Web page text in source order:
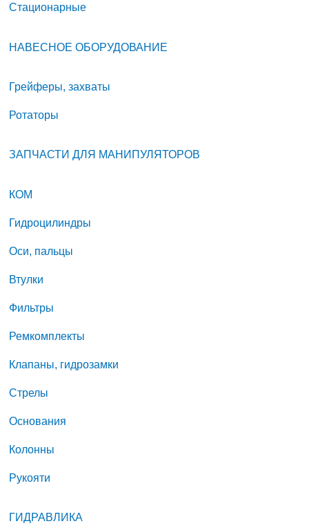
Стационарные
НАВЕСНОЕ ОБОРУДОВАНИЕ
Грейферы, захваты
Ротаторы
ЗАПЧАСТИ ДЛЯ МАНИПУЛЯТОРОВ
КОМ
Гидроцилиндры
Оси, пальцы
Втулки
Фильтры
Ремкомплекты
Клапаны, гидрозамки
Стрелы
Основания
Колонны
Рукояти
ГИДРАВЛИКА